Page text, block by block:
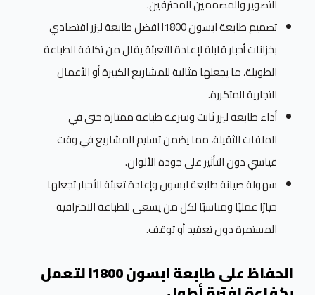
التصوير والمصممين المحترفين.
تصميم طابعة ابسون l1800 افضل طابعة ليزر اقتصادي
بخزانات أحبار قابلة لإعادة التعبئة يقلل من تكلفة الطباعة
الطويلة، ما يجعلها مثالية للمشاريع الكبيرة أو الأعمال
التجارية المتكررة.
أداء طابعة ليزر ثابت وسرعة طباعة ممتازة حتى في
الملفات الثقيلة، مما يضمن تسليم المشاريع في وقت
قياسي دون التأثير على جودة الألوان.
سهولة صيانة طابعة ابسون وإعادة تعبئة الأحبار تجعلها
خيارًا عمليًا ومناسبًا لكل من يسعى للطباعة الاحترافية
المستمرة دون تعقيد أو توقف.
الحفاظ على طابعة ابسون l1800 لتعمل